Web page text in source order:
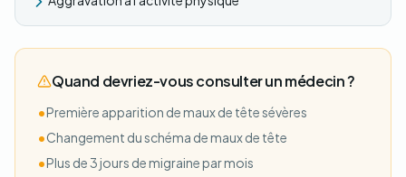
Quand devriez-vous consulter un médecin ?
•Première apparition de maux de tête sévères
•Changement du schéma de maux de tête
•Plus de 3 jours de migraine par mois